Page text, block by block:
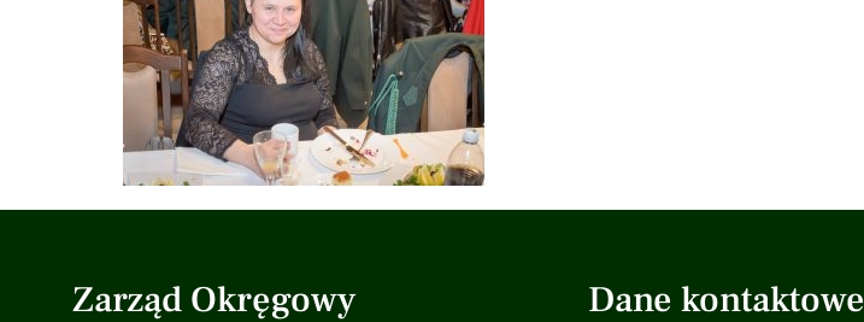
Zarząd Okręgowy Dane kontaktowe